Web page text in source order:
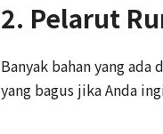
2. Pelarut
Banyak bahan yang
yang bagus jika Anda